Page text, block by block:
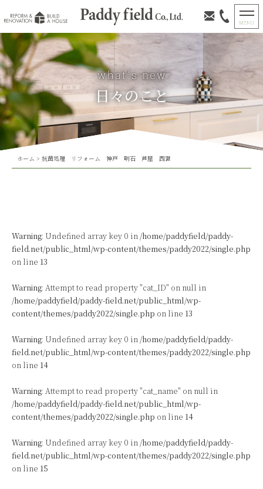
日々のこと
ホーム > 抗菌処理 リフォーム 神戸 明石 芦屋 西宮
Warning: Undefined array key 0 in /home/paddyfield/paddy-
field.net/public_html/wp-content/themes/paddy2022/single.php
on line 13
Warning: Attempt to read property "cat_ID" on null in
/home/paddyfield/paddy-field.net/public_html/wp-
content/themes/paddy2022/single.php on line 13
Warning: Undefined array key 0 in /home/paddyfield/paddy-
field.net/public_html/wp-content/themes/paddy2022/single.php
on line 14
Warning: Attempt to read property "cat_name" on null in
/home/paddyfield/paddy-field.net/public_html/wp-
content/themes/paddy2022/single.php on line 14
Warning: Undefined array key 0 in /home/paddyfield/paddy-
field.net/public_html/wp-content/themes/paddy2022/single.php
on line 15